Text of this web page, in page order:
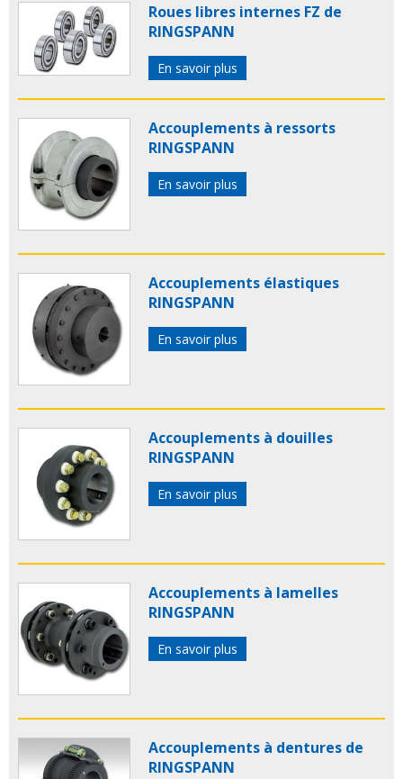
Roues libres internes FZ de
RINGSPANN
En savoir plus
Accouplements à ressorts
RINGSPANN
En savoir plus
Accouplements élastiques
RINGSPANN
En savoir plus
Accouplements à douilles
RINGSPANN
En savoir plus
Accouplements à lamelles
RINGSPANN
En savoir plus
Accouplements à dentures de
RINGSPANN